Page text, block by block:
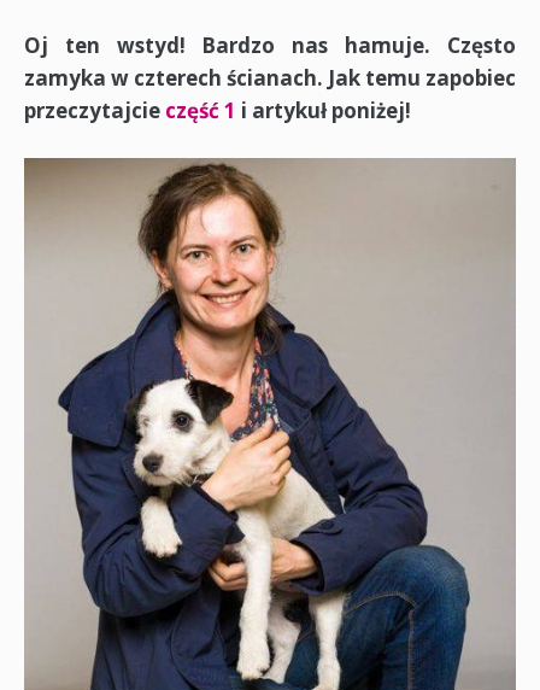
Oj ten wstyd! Bardzo nas hamuje. Często
zamyka w czterech ścianach. Jak temu zapobiec
przeczytajcie część 1 i artykuł poniżej!